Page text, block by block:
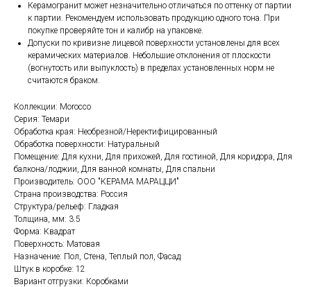
Керамогранит может незначительно отличаться по оттенку от партии
к партии. Рекомендуем использовать продукцию одного тона. При
покупке проверяйте тон и калибр на упаковке.
Допуски по кривизне лицевой поверхности установлены для всех
керамических материалов. Небольшие отклонения от плоскости
(вогнутость или выпуклость) в пределах установленных норм не
считаются браком.
Коллекции: Morocco
Серия: Темари
Обработка края: Необрезной/Неректифицированный
Обработка поверхности: Натуральный
Помещение: Для кухни, Для прихожей, Для гостиной, Для коридора, Для
балкона/лоджии, Для ванной комнаты, Для спальни
Производитель: ООО "КЕРАМА МАРАЦЦИ"
Страна производства: Россия
Структура/рельеф: Гладкая
Толщина, мм: 3.5
Форма: Квадрат
Поверхность: Матовая
Назначение: Пол, Стена, Теплый пол, Фасад
Штук в коробке: 12
Вариант отгрузки: Коробками